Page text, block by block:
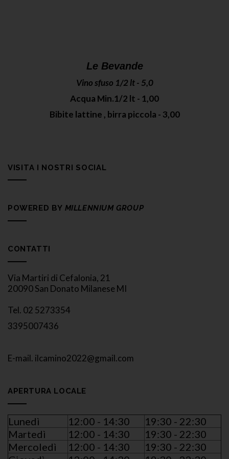
Le Bevande
Vino sfuso 1/2 lt - 5,0
Acqua Min.1/2 lt - 1,00
Bibite lattine , birra piccola - 3,00
VISITA I NOSTRI SOCIAL
POWERED BY MILLENNIUM GROUP
CONTATTI
Via Martiri di Cefalonia, 21
20090 San Donato Milanese MI
Tel. 02 5273354
3395007436
E-mail. ilcamino2022@gmail.com
APERTURA LOCALE
Lunedì 12:00 - 14:30
19:30 - 22:30
Martedì
12:00 - 14:30
19:30 - 22:30
Mercoledì
12:00 - 14:30
19:30 - 22:30